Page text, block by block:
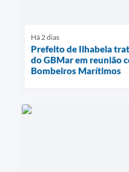
Há 2 dias
Prefeito de Ilhabela
do GBMar em reunião
Bombeiros Marítimos